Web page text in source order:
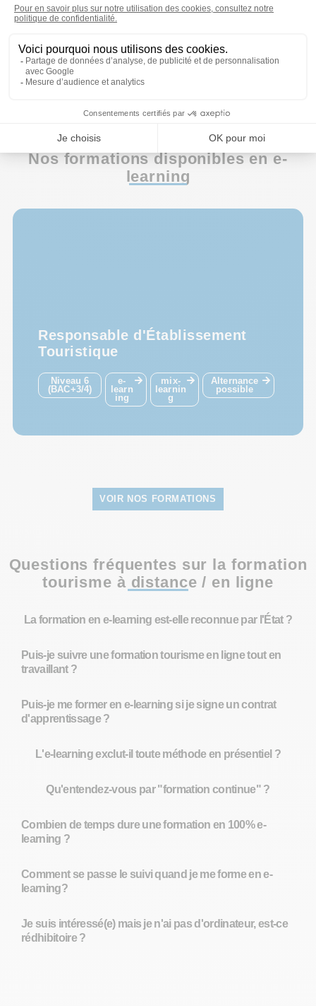
aideront à atteindre les
grands jalons dans les
prêt(e) pour l'examen final,
dont la date est définie à
l'avance.
Le secret : être régulier !
DÉCOUVRIR LE
Nos formations disponibles en e-
learning
Responsable d'Établissement
Touristique
Niveau 6
(BAC+3/4)
e-
learn
ing
mix-
learnin
g
Alternance
possible
VOIR NOS FORMATIONS
Questions fréquentes sur la formation
tourisme à distance / en ligne
La formation en e-learning est-elle reconnue par l'État ?
Puis-je suivre une formation tourisme en ligne tout en
travaillant ?
Puis-je me former en e-learning si je signe un contrat
d'apprentissage ?
L'e-learning exclut-il toute méthode en présentiel ?
Qu'entendez-vous par "formation continue" ?
Combien de temps dure une formation en 100% e-
learning ?
Comment se passe le suivi quand je me forme en e-
learning?
Je suis intéressé(e) mais je n'ai pas d'ordinateur, est-ce
rédhibitoire ?